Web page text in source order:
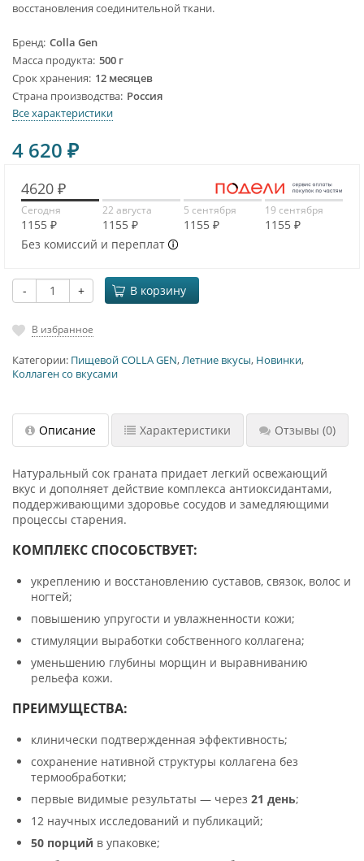
восстановления соединительной ткани.
Бренд Colla Gen
Масса продукта 500 г
Срок хранения 12 месяцев
Страна производства Россия
Все характеристики
4 620 ₽
4620 ₽
Сегодня
1155 ₽
22 августа
1155 ₽
5 сентября
1155 ₽
19 сентября
1155 ₽
Без комиссий и переплат
- + В корзину
В избранное
Категории: Пищевой COLLA GEN,Летние вкусы, Новинки,
Коллаген со вкусами
Описание Характеристики Отзывы (0)
Натуральный сок граната придает легкий освежающий
вкус и дополняет действие комплекса антиоксидантами,
поддерживающими здоровье сосудов и замедляющими
процессы старения.
КОМПЛЕКС СПОСОБСТВУЕТ:
укреплению и восстановлению суставов, связок, волос и
ногтей;
повышению упругости и увлажненности кожи;
стимуляции выработки собственного коллагена;
уменьшению глубины морщин и выравниванию
рельефа кожи.
ПРЕИМУЩЕСТВА:
клинически подтвержденная эффективность;
сохранение нативной структуры коллагена без
термообработки;
первые видимые результаты — через 21 день;
12 научных исследований и публикаций;
50 порций в упаковке;